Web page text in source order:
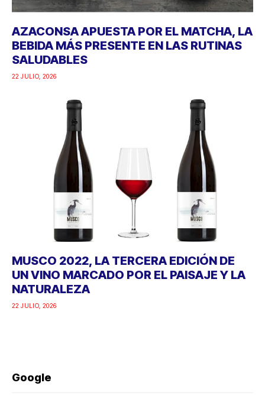
AZACONSA APUESTA POR EL MATCHA, LA
BEBIDA MÁS PRESENTE EN LAS RUTINAS
SALUDABLES
22 JULIO, 2026
MUSCO 2022, LA TERCERA EDICIÓN DE
UN VINO MARCADO POR EL PAISAJE Y LA
NATURALEZA
22 JULIO, 2026
Google